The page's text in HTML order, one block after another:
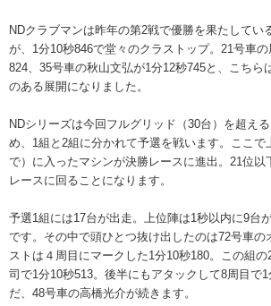
NDクラブマンは昨年の第2戦で優勝を果たしてい
が、1分10秒846で堂々のクラストップ。21号車
824、35号車の秋山文弘が1分12秒745と、こちら
のある展開になりました。
NDシリーズは今回フルグリッド（30台）を超え
め、1組と2組に分かれて予選を戦います。ここで
で）に入ったマシンが決勝レースに進出。21位以
レースに回ることになります。
予選1組には17台が出走。上位陣は1秒以内に9台
です。その中で頭ひとつ抜け出したのは72号車の
ストは４周目にマークした1分10秒180。この組
司で1分10秒513。後半にもアタックして8周目で
だ、48号車の高橋光介が続きます。